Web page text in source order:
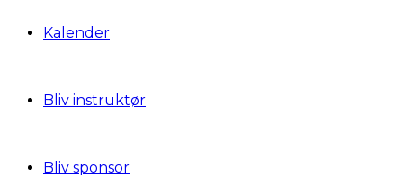
Kalender
Bliv instruktør
Bliv sponsor